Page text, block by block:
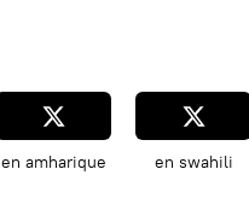
en amharique en swahili